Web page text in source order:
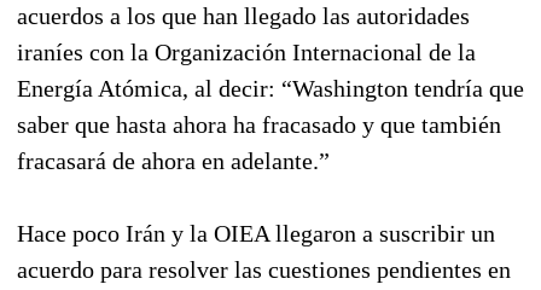
acuerdos a los que han llegado las autoridades
iraníes con la Organización Internacional de la
Energía Atómica, al decir: “Washington tendría que
saber que hasta ahora ha fracasado y que también
fracasará de ahora en adelante.”
Hace poco Irán y la OIEA llegaron a suscribir un
acuerdo para resolver las cuestiones pendientes en